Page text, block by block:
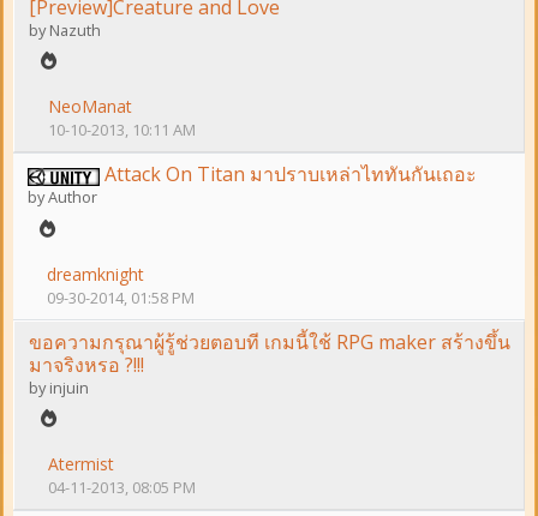
[Preview]Creature and Love
byNazuth
NeoManat
10-10-2013, 10:11 AM
Attack On Titan มาปราบเหล่าไททันกันเถอะ
byAuthor
dreamknight
09-30-2014, 01:58 PM
ขอความกรุณาผู้รู้ช่วยตอบที เกมนี้ใช้ RPG maker สร้างขึ้น
มาจริงหรอ ?!!!
byinjuin
Atermist
04-11-2013, 08:05 PM